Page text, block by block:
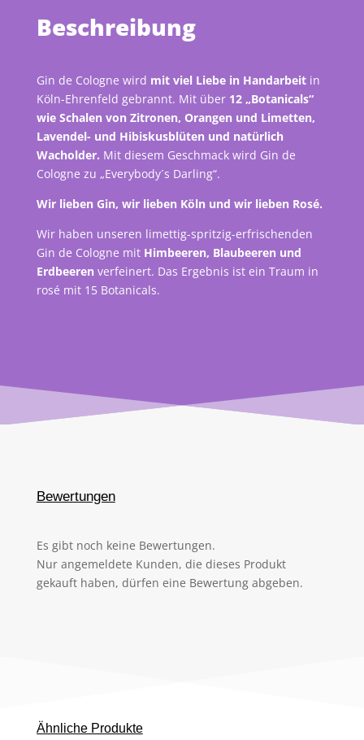
Beschreibung
Gin de Cologne wird mit viel Liebe in Handarbeitin
Köln-Ehrenfeld gebrannt. Mit über12 „Botanicals“
wie Schalen von Zitronen, Orangen und Limetten,
Lavendel- und Hibiskusblüten und natürlich
Wacholder. Mit diesem Geschmack wird Gin de
Cologne zu „Everybody´s Darling“.
Wir lieben Gin, wir lieben Köln und wir lieben Rosé.
Wir haben unseren limettig-spritzig-erfrischenden
Gin de Cologne mitHimbeeren, Blaubeeren und
Erdbeeren verfeinert. Das Ergebnis ist ein Traum in
rosé mit 15 Botanicals.
Bewertungen
Es gibt noch keine Bewertungen.
Nur angemeldete Kunden, die dieses Produkt
gekauft haben, dürfen eine Bewertung abgeben.
Ähnliche Produkte